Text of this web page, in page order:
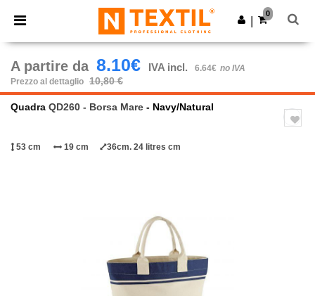
× App Ntextil
Prezzi migliori sull'app!
Scarica app
0
A partire da 8.10€ IVA incl. 6.64€ no IVA
Prezzo al dettaglio 10,80 €
Quadra QD260 - Borsa Mare - Navy/Natural
53 cm 19 cm 36cm. 24 litres cm